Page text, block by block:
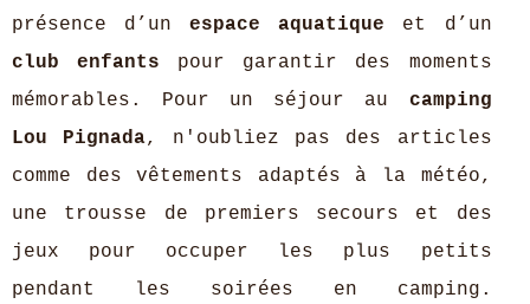
présence d’unespace aquatique et d’un
club enfants pour garantir des moments
mémorables. Pour un séjour au camping
Lou Pignada, n'oubliez pas des articles
comme des vêtements adaptés à la météo,
une trousse de premiers secours et des
jeux pour occuper les plus petits
pendant les soirées en camping.